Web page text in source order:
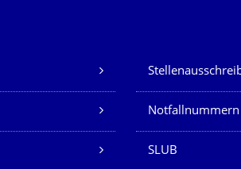
Notfallnummern
SLUB